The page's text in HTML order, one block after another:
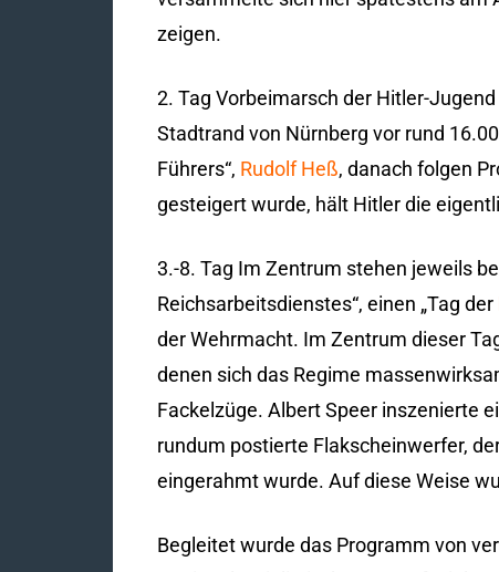
zeigen.
2. Tag Vorbeimarsch der Hitler-
Stadtrand von Nürnberg vor rund
Führers“, Rudolf Heß, danach folgen
gesteigert wurde, hält Hitler die
3.-8. Tag Im Zentrum stehen jeweils
Reichsarbeitsdienstes“, einen „Tag der
der Wehrmacht. Im Zentrum dieser
denen sich das Regime
Fackelzüge. Albert Speer inszenierte
rundum postierte Flakscheinwerfer,
eingerahmt wurde. Auf diese Weise
Begleitet wurde das Programm von